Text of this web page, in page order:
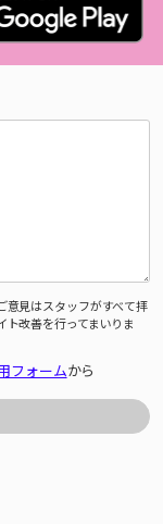
意見はスタッフがすべて拝
改善を行ってまいりま
フォームから